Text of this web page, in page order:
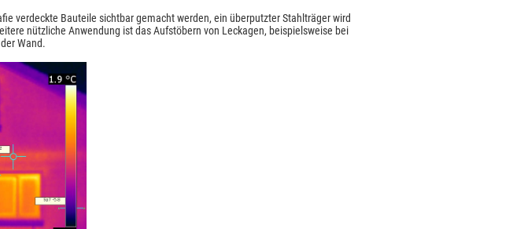
verdeckte Bauteile sichtbar gemacht werden, ein überputzter Stahlträger wird
nützliche Anwendung ist das Aufstöbern von Leckagen, beispielsweise bei
Wand.